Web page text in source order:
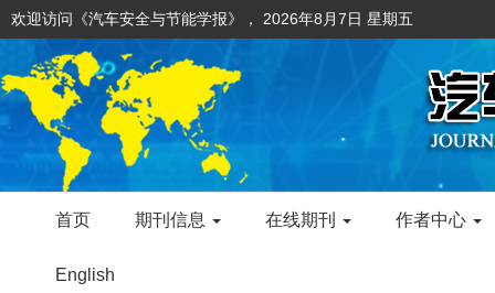
欢迎访问《汽车安全与节能学报》， 2026年8月7日 星期五
首页 期刊信息 在线期刊 作者中心
English